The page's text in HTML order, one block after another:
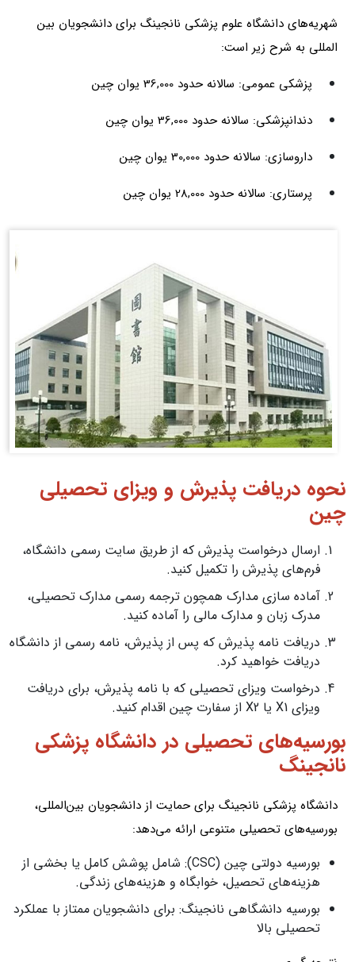
شهریه‌های دانشگاه علوم پزشکی نانجینگ برای دانشجویان بین‌
المللی به شرح زیر است:
پزشکی عمومی: سالانه حدود 36,000 یوان چین
دندانپزشکی: سالانه حدود 36,000 یوان چین
داروسازی: سالانه حدود 30,000 یوان چین
پرستاری: سالانه حدود 28,000 یوان چین
نحوه دریافت پذیرش و ویزای تحصیلی
چین
ارسال درخواست پذیرش که از طریق سایت رسمی دانشگاه،
فرم‌های پذیرش را تکمیل کنید.
آماده‌ سازی مدارک همچون ترجمه رسمی مدارک تحصیلی،
مدرک زبان و مدارک مالی را آماده کنید.
دریافت نامه پذیرش که پس از پذیرش، نامه رسمی از دانشگاه
دریافت خواهید کرد.
درخواست ویزای تحصیلی که با نامه پذیرش، برای دریافت
ویزای X1 یا X2 از سفارت چین اقدام کنید.
بورسیه‌های تحصیلی در دانشگاه پزشکی
نانجینگ
دانشگاه پزشکی نانجینگ برای حمایت از دانشجویان بین‌المللی،
بورسیه‌های تحصیلی متنوعی ارائه می‌دهد:
بورسیه دولتی چین (CSC): شامل پوشش کامل یا بخشی از
هزینه‌های تحصیل، خوابگاه و هزینه‌های زندگی.
بورسیه دانشگاهی نانجینگ: برای دانشجویان ممتاز با عملکرد
تحصیلی بالا